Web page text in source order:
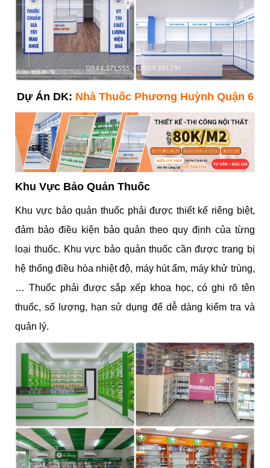
Dự Án DK: Nhà Thuốc Phương Huỳnh Quận 6
Khu Vực Bảo Quản Thuốc
Khu vực bảo quản thuốc phải được thiết kế riêng biệt,
đảm bảo điều kiện bảo quản theo quy định của từng
loại thuốc. Khu vực bảo quản thuốc cần được trang bị
hệ thống điều hòa nhiệt độ, máy hút ẩm, máy khử trùng,
…Thuốc phải được sắp xếp khoa học, có ghi rõ tên
thuốc, số lượng, hạn sử dụng để dễ dàng kiểm tra và
quản lý.